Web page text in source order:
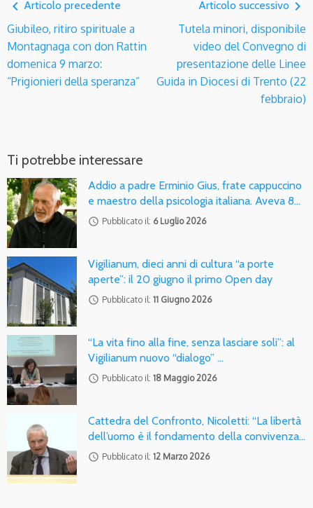
navigate_before Articolo precedente
Giubileo, ritiro spirituale a
Montagnaga con don Rattin
domenica 9 marzo:
“Prigionieri della speranza”
Articolo successivo navigate_next
Tutela minori, disponibile
video del Convegno di
presentazione delle Linee
Guida in Diocesi di Trento (22
febbraio)
Ti potrebbe interessare
Addio a padre Erminio Gius, frate cappuccino
e maestro della psicologia italiana. Aveva 8…
access_time Pubblicato il: 6 Luglio 2026
Vigilianum, dieci anni di cultura “a porte
aperte”: il 20 giugno il primo Open day
access_time Pubblicato il: 11 Giugno 2026
“La vita fino alla fine, senza lasciare soli”: al
Vigilianum nuovo “dialogo” …
access_time Pubblicato il: 18 Maggio 2026
Cattedra del Confronto, Nicoletti: “La libertà
dell’uomo è il fondamento della convivenza…
access_time Pubblicato il: 12 Marzo 2026